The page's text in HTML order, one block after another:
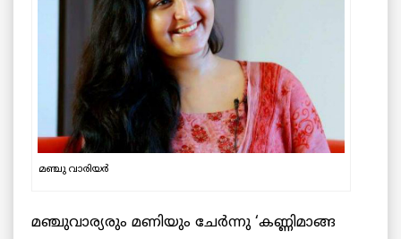
മഞ്ചു വാരിയര്‍
മഞ്ചുവാര്യരും മണിയും ചേര്‍ന്നു ‘കണ്ണിമാങ്ങ